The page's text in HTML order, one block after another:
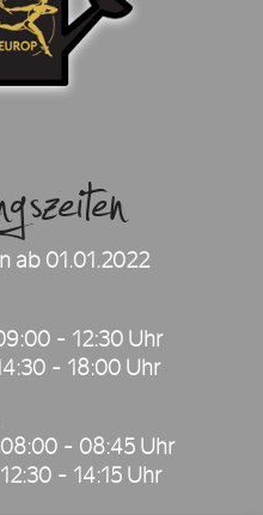
ab 01.01.2022
- 12:30 Uhr
- 18:00 Uhr
08:00 - 08:45 Uhr
12:30 - 14:15 Uhr